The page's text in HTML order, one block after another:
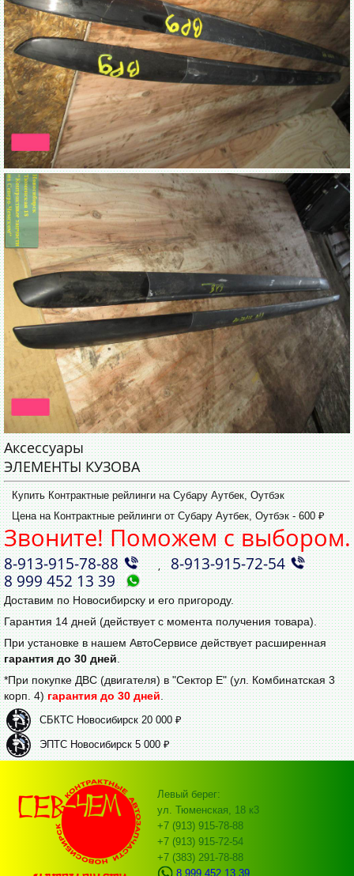
Аксессуары
ЭЛЕМЕНТЫ КУЗОВА
Купить Контрактные рейлинги на Субару Аутбек, Оутбэк
Цена на Контрактные рейлинги от Субару Аутбек, Оутбэк - 600 ₽
Звоните! Поможем с выбором.
8‑913‑915‑78‑88 ,8‑913‑915‑72‑54
8 999 452 13 39
Доставим по Новосибирску и его пригороду.
Гарантия 14 дней (действует с момента получения товара).
При установке в нашем АвтоСервисе действует расширенная
гарантия до 30 дней.
*При покупке ДВС (двигателя) в "Сектор Е" (ул. Комбинатская 3
корп. 4)гарантия до 30 дней.
СБКТС Новосибирск 20 000 ₽
ЭПТС Новосибирск 5 000 ₽
Левый берег:
ул. Тюменская, 18 к3
+7 (913) 915-78-88
+7 (913) 915-72-54
+7 (383) 291-78-88
8 999 452 13 39